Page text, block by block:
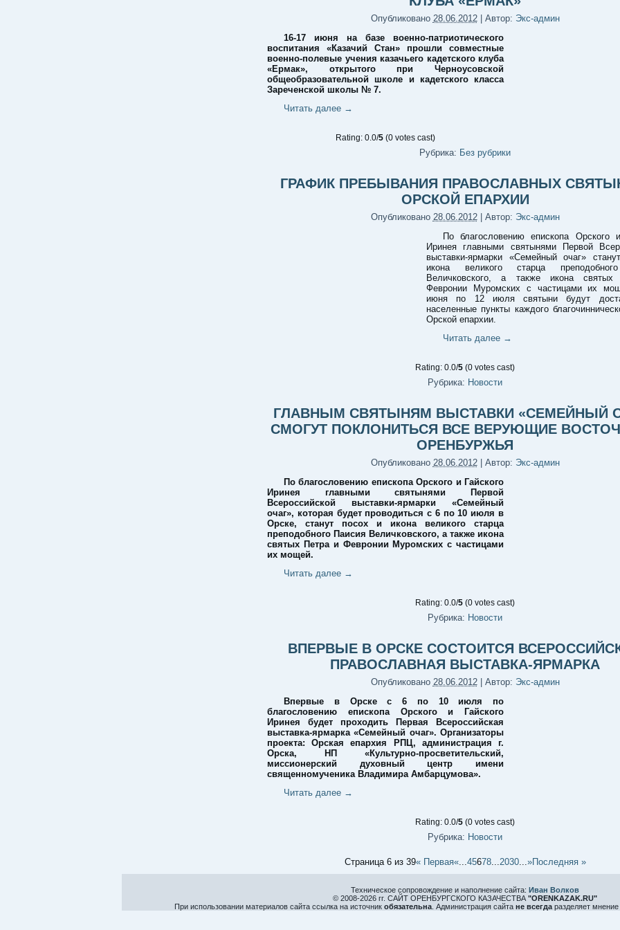
Опубликовано 28.06.2012| Автор: Экс-админ
16-17 июня на базе военно-патриотического
воспитания «Казачий Стан» прошли совместные
военно-полевые учения казачьего кадетского клуба
«Ермак», открытого при Черноусовской
общеобразовательной школе и кадетского класса
Зареченской школы № 7.
Читать далее →
Rating: 0.0/5 (0 votes cast)
Рубрика: Без рубрики
ГРАФИК ПРЕБЫВАНИЯ ПРАВОСЛАВНЫХ
ОРСКОЙ ЕПАРХИИ
Опубликовано 28.06.2012| Автор: Экс-админ
По благословению епископа Орского
Иринея главными святынями Первой
выставки-ярмарки «Семейный очаг»
икона великого старца
Величковского, а также икона
Февронии Муромских с частицами их
июня по 12 июля святыни будут
населенные пункты каждого
Орской епархии.
Читать далее →
Rating: 0.0/5 (0 votes cast)
Рубрика: Новости
ГЛАВНЫМ СВЯТЫНЯМ ВЫСТАВКИ «СЕМЕЙНЫЙ
СМОГУТ ПОКЛОНИТЬСЯ ВСЕ ВЕРУЮЩИЕ
ОРЕНБУРЖЬЯ
Опубликовано 28.06.2012| Автор: Экс-админ
По благословению епископа Орского и Гайского
Иринея главными святынями Первой
Всероссийской выставки-ярмарки «Семейный
очаг», которая будет проводиться с 6 по 10 июля в
Орске, станут посох и икона великого старца
преподобного Паисия Величковского, а также икона
святых Петра и Февронии Муромских с частицами
их мощей.
Читать далее →
Rating: 0.0/5 (0 votes cast)
Рубрика: Новости
ВПЕРВЫЕ В ОРСКЕ СОСТОИТСЯ
ПРАВОСЛАВНАЯ ВЫСТАВКА-ЯРМАРКА
Опубликовано 28.06.2012| Автор: Экс-админ
Впервые в Орске с 6 по 10 июля по
благословению епископа Орского и Гайского
Иринея будет проходить Первая Всероссийская
выставка-ярмарка «Семейный очаг». Организаторы
проекта: Орская епархия РПЦ, администрация г.
Орска, НП «Культурно-просветительский,
миссионерский духовный центр имени
священномученика Владимира Амбарцумова».
Читать далее →
Rating: 0.0/5 (0 votes cast)
Рубрика: Новости
Страница 6 из 39« Первая«...45678...2030...»Последняя »
Техническое сопровождение и наполнение сайта: Иван Волков
© 2008-2026 гг. САЙТ ОРЕНБУРГСКОГО КАЗАЧЕСТВА "ORENKAZAK.RU"
При использовании материалов сайта ссылка на источник обязательна. Администрация сайта не всегдаразделяет мнение